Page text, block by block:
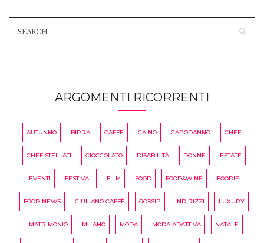
ARGOMENTI RICORRENTI
AUTUNNO BIRRA CAFFÈ CAINO CAPODANNO CHEF
CHEF STELLATI CIOCCOLATÒ DISABILITÀ DONNE ESTATE
EVENTI FESTIVAL FILM FOOD FOOD&WINE FOODIE
FOOD NEWS GIULIANO CAFFÈ GOSSIP INDIRIZZI LUXURY
MATRIMONIO MILANO MODA MODA ADATTIVA NATALE